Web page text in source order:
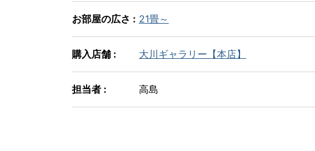
お部屋の広さ : 21畳～
購入店舗 : 大川ギャラリー【本店】
担当者 : 高島